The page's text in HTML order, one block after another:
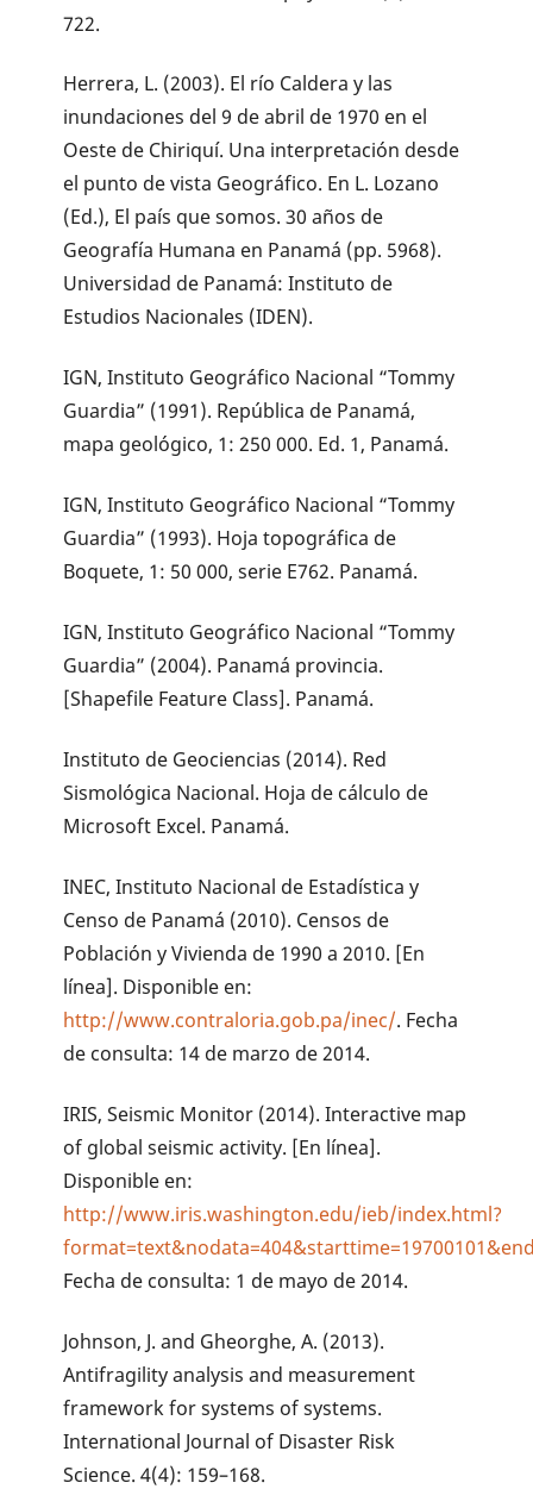
722.
Herrera, L. (2003). El río Caldera y las
inundaciones del 9 de abril de 1970 en el
Oeste de Chiriquí. Una interpretación desde
el punto de vista Geográfico. En L. Lozano
(Ed.), El país que somos. 30 años de
Geografía Humana en Panamá (pp. 5968).
Universidad de Panamá: Instituto de
Estudios Nacionales (IDEN).
IGN, Instituto Geográfico Nacional “Tommy
Guardia” (1991). República de Panamá,
mapa geológico, 1: 250 000. Ed. 1, Panamá.
IGN, Instituto Geográfico Nacional “Tommy
Guardia” (1993). Hoja topográfica de
Boquete, 1: 50 000, serie E762. Panamá.
IGN, Instituto Geográfico Nacional “Tommy
Guardia” (2004). Panamá provincia.
[Shapefile Feature Class]. Panamá.
Instituto de Geociencias (2014). Red
Sismológica Nacional. Hoja de cálculo de
Microsoft Excel. Panamá.
INEC, Instituto Nacional de Estadística y
Censo de Panamá (2010). Censos de
Población y Vivienda de 1990 a 2010. [En
línea]. Disponible en:
http://www.contraloria.gob.pa/inec/. Fecha
de consulta: 14 de marzo de 2014.
IRIS, Seismic Monitor (2014). Interactive map
of global seismic activity. [En línea].
Disponible en:
http://www.iris.washington.edu/ieb/index.html?
Fecha de consulta: 1 de mayo de 2014.
Johnson, J. and Gheorghe, A. (2013).
Antifragility analysis and measurement
framework for systems of systems.
International Journal of Disaster Risk
Science. 4(4): 159–168.